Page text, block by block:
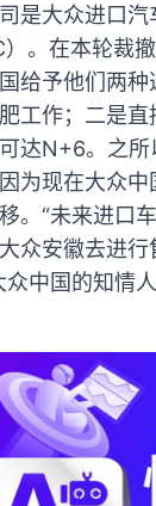
是大众进口汽
。在本轮裁
给予他们两种
工作；二是直
达N+6。之所
为现在大众中
。“未来进口
众安徽去进行
众中国的知情